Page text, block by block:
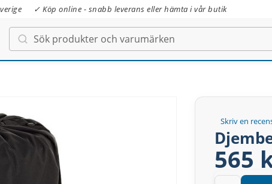
✓ Köp online - snabb leverans eller hämta i vår butik
Skriv en
565